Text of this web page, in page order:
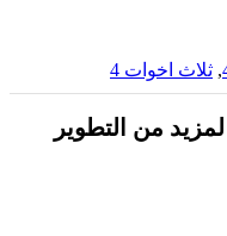
, ثلاث اخوات 4
من التطوير